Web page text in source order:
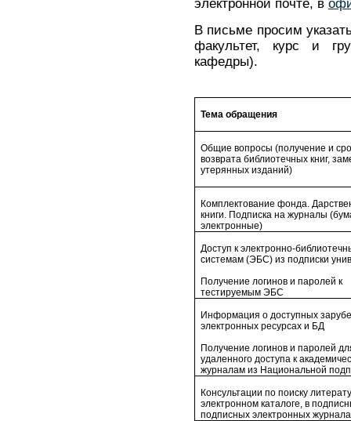
электронной почте, в
В письме просим
факультет, курс и
кафедры).
Тема обращения
Общие вопросы (получение и
возврата библиотечных книг,
утерянных изданий)
Комплектование фонда.
книги. Подписка на журналы
электронные)
Доступ к электронно-
системам (ЭБС) из подписки
Получение логинов и паролей к
тестируемым ЭБС
Информация о доступных
электронных ресурсах и БД
Получение логинов и паролей
удаленного доступа к
журналам из Национальной
Консультации по поиску
электронном каталоге, в
подписных электронных